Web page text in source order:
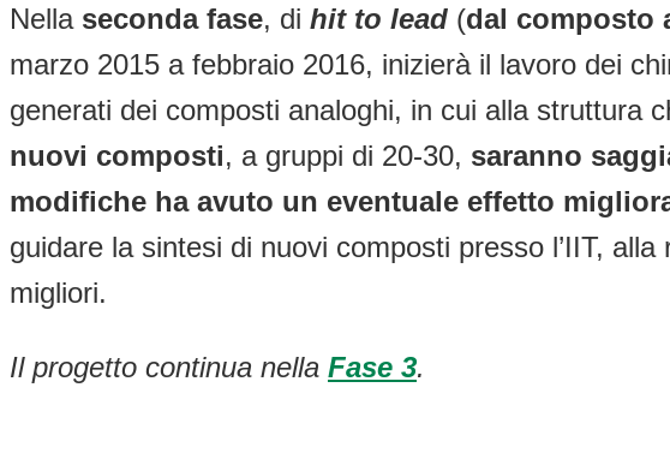
Nella seconda fase, di hit to lead (dal composto
marzo 2015 a febbraio 2016, inizierà il lavoro dei
generati dei composti analoghi, in cui alla struttura
nuovi composti, a gruppi di 20-30, saranno
modifiche ha avuto un eventuale effetto
guidare la sintesi di nuovi composti presso l’IIT,
migliori.
Il progetto continua nella Fase 3.